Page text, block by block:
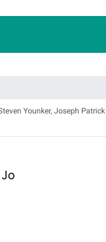
Younker, Joseph Patrick